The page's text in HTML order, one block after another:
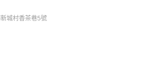
城村香茶巷5號